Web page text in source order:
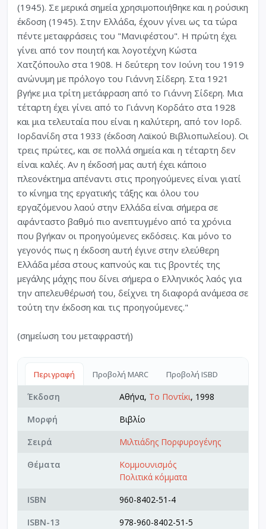
(1945). Σε μερικά σημεία χρησιμοποιήθηκε και η ρούσικη
έκδοση (1945). Στην Ελλάδα, έχουν γίνει ως τα τώρα
πέντε μεταφράσεις του "Μανιφέστου". Η πρώτη έχει
γίνει από τον ποιητή και λογοτέχνη Κώστα
Χατζόπουλο στα 1908. Η δεύτερη τον Ιούνη του 1919
ανώνυμη με πρόλογο του Γιάννη Σίδερη. Στα 1921
βγήκε μια τρίτη μετάφραση από το Γιάννη Σίδερη. Μια
τέταρτη έχει γίνει από το Γιάννη Κορδάτο στα 1928
και μια τελευταία που είναι η καλύτερη, από τον Ιορδ.
Ιορδανίδη στα 1933 (έκδοση Λαϊκού Βιβλιοπωλείου). Οι
τρεις πρώτες, και σε πολλά σημεία και η τέταρτη δεν
είναι καλές. Αν η έκδοσή μας αυτή έχει κάποιο
πλεονέκτημα απέναντι στις προηγούμενες είναι γιατί
το κίνημα της εργατικής τάξης και όλου του
εργαζόμενου λαού στην Ελλάδα είναι σήμερα σε
αφάνταστο βαθμό πιο ανεπτυγμένο από τα χρόνια
που βγήκαν οι προηγούμενες εκδόσεις. Και μόνο το
γεγονός πως η έκδοση αυτή έγινε στην ελεύθερη
Ελλάδα μέσα στους καπνούς και τις βροντές της
μεγάλης μάχης που δίνει σήμερα ο Ελληνικός λαός για
την απελευθέρωσή του, δείχνει τη διαφορά ανάμεσα σε
τούτη την έκδοση και τις προηγούμενες."
(σημείωση του μεταφραστή)
Περιγραφή Προβολή MARC Προβολή ISBD
Έκδοση Αθήνα, Το Ποντίκι, 1998
Μορφή
Βιβλίο
Σειρά
Μιλτιάδης Πορφυρογένης
Θέματα
Κομμουνισμός
Πολιτικά κόμματα
ISBN
960-8402-51-4
ISBN-13
978-960-8402-51-5